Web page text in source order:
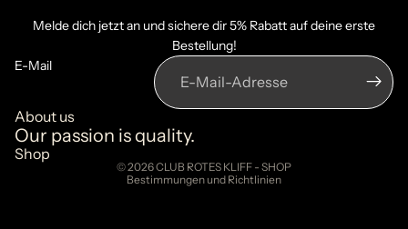
Melde dich jetzt an und sichere dir 5% Rabatt auf deine erste
Bestellung!
E-Mail
About us
Our passion is quality.
Shop
© 2026CLUB ROTES KLIFF - SHOP
Bestimmungen und Richtlinien
Datenschutzerklärung
Kontaktinformationen
Impressum
Versand